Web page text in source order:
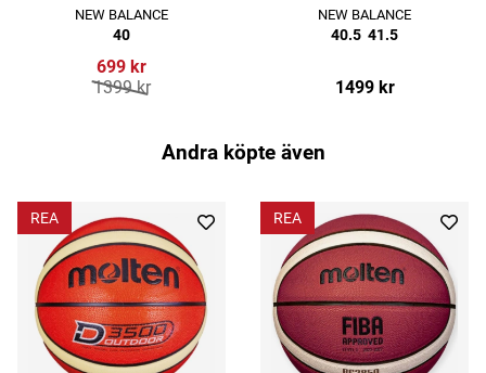
NEW BALANCE
40
699 kr
1399 kr
NEW BALANCE
40.5 41.5
1499 kr
Andra köpte även
REA REA